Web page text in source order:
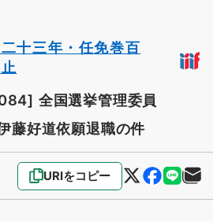
十三年・任免巻百
全国選挙管理委員
藤好道依願退職の件
URIをコピー